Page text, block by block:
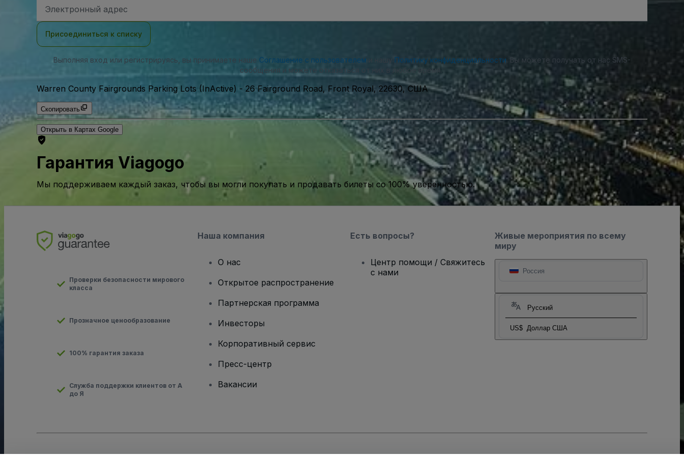
электронной
Присоединиться к списку
Выполняя вход или регистрируясь, вы принимаете наше Соглашение с пользователем Политику конфиденциальности. Вы можете получать от нас SMS-
сообщения и можете отказаться от них в любое время.
Warren County Fairgrounds Parking Lots (InActive) - 26 Fairground Road, Front Royal, 22630, США
Скопировать
Открыть в Картах Google
Гарантия Viagogo
Мы поддерживаем каждый заказ, чтобы вы могли покупать и продавать билеты со 100% уверенностью.
Живые мероприятия по всему
миру
Россия
Русский
US$ Доллар США
Проверки безопасности мирового
класса
Прозначное ценообразование
100% гарантия заказа
Служба поддержки клиентов от А
до Я
Наша компания
О нас
Открытое распространение
Партнерская программа
Инвесторы
Корпоративный сервис
Пресс-центр
Вакансии
Есть вопросы?
Центр помощи / Свяжитесь
с нами